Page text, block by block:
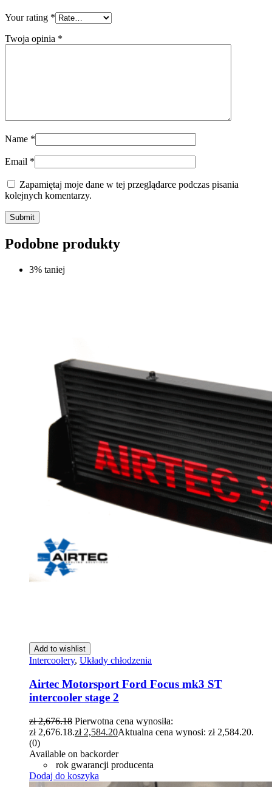
Your rating *
Twoja opinia *
Name *
Email *
Zapamiętaj moje dane w tej przeglądarce podczas pisania
kolejnych komentarzy.
Submit
Podobne produkty
3% taniej
Add to wishlist
Intercoolery, Układy chłodzenia
Airtec Motorsport Ford Focus mk3 ST
intercooler stage 2
zł2,676.18 Pierwotna cena wynosiła:
zł 2,676.18.zł2,584.20Aktualna cena wynosi: zł 2,584.20.
(0)
Available on backorder
rok gwarancji producenta
Dodaj do koszyka